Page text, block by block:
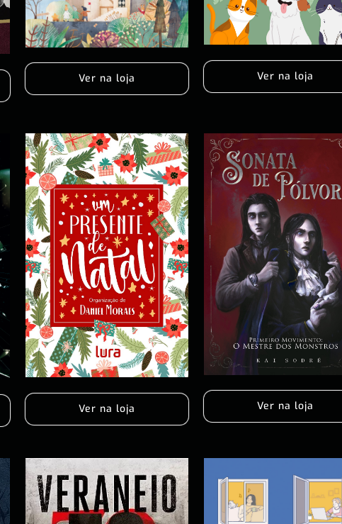
Ver na loja Ver na loja
Ver na loja Ver na loja